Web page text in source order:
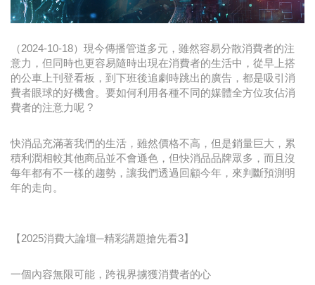
（2024-10-18）現今傳播管道多元，雖然容易分散消費者的注
意力，但同時也更容易隨時出現在消費者的生活中，從早上搭
的公車上刊登看板，到下班後追劇時跳出的廣告，都是吸引消
費者眼球的好機會。要如何利用各種不同的媒體全方位攻佔消
費者的注意力呢 ?
快消品充滿著我們的生活，雖然價格不高，但是銷量巨大，累
積利潤相較其他商品並不會遜色，但快消品品牌眾多，而且沒
每年都有不一樣的趨勢，讓我們透過回顧今年，來判斷預測明
年的走向。
【2025消費大論壇─精彩講題搶先看3】
一個內容無限可能，跨視界擄獲消費者的心